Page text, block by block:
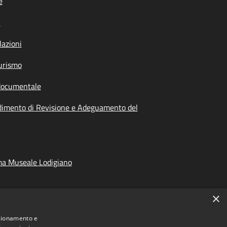
di Revisione e Adeguamento del
Museale Lodigiano
×
e